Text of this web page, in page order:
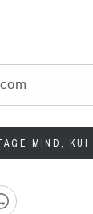
MIND,